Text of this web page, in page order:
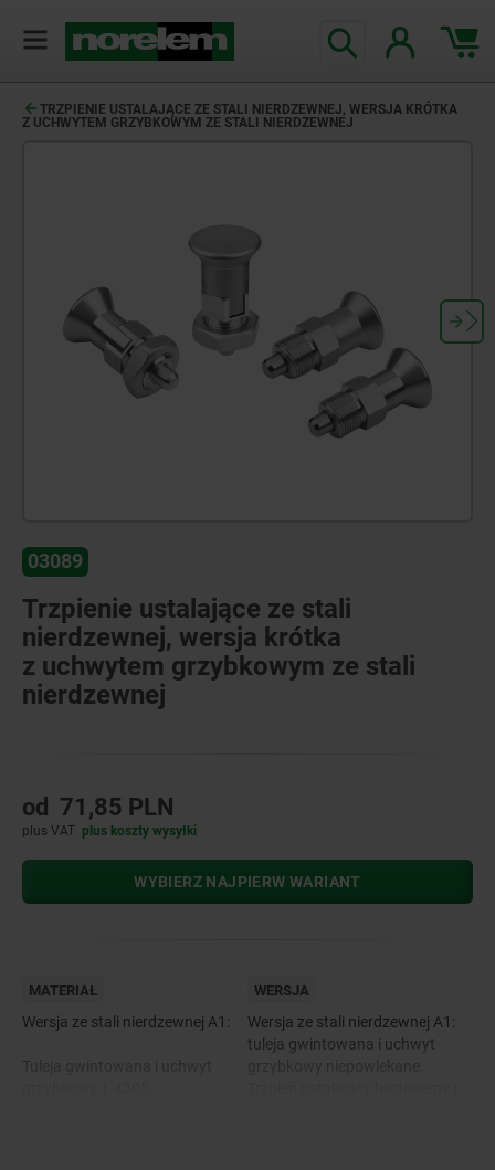
TRZPIENIE USTALAJĄCE ZE STALI NIERDZEWNEJ, WERSJA KRÓTKA
Z UCHWYTEM GRZYBKOWYM ZE STALI NIERDZEWNEJ
03089
Trzpienie ustalające ze stali
nierdzewnej, wersja krótka
z uchwytem grzybkowym ze stali
nierdzewnej
od 71,85 PLN
plus VAT plus koszty wysyłki
WYBIERZ NAJPIERW WARIANT
MATERIAŁ
Wersja ze stali nierdzewnej A1:
WERSJA
Wersja ze stali nierdzewnej A1:
tuleja gwintowana i uchwyt